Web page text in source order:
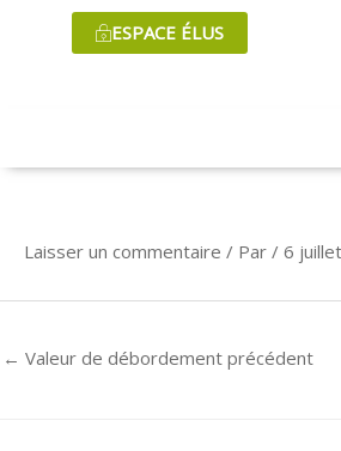
ESPACE ÉLUS
Laisser un commentaire / Par / 6
← Valeur de débordement précédent